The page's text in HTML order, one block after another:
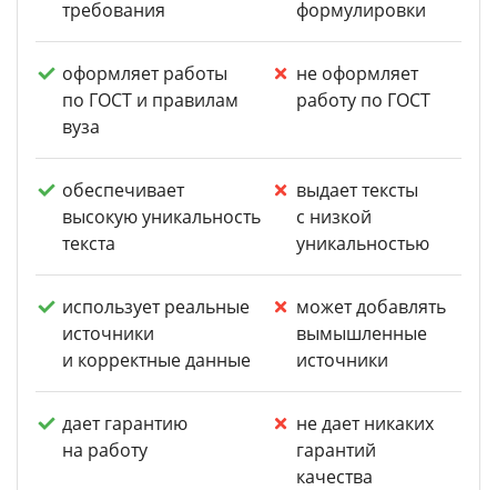
требования
формулировки
оформляет работы
по ГОСТ и правилам
вуза
не оформляет
работу по ГОСТ
обеспечивает
высокую уникальность
текста
выдает тексты
с низкой
уникальностью
использует реальные
источники
и корректные данные
может добавлять
вымышленные
источники
дает гарантию
на работу
не дает никаких
гарантий
качества